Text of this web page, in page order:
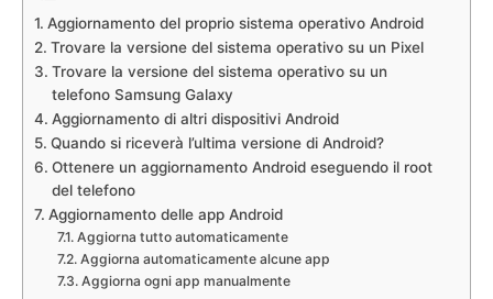
Aggiornamento del proprio sistema operativo Android
Trovare la versione del sistema operativo su un Pixel
Trovare la versione del sistema operativo su un
telefono Samsung Galaxy
Aggiornamento di altri dispositivi Android
Quando si riceverà l’ultima versione di Android?
Ottenere un aggiornamento Android eseguendo il root
del telefono
Aggiornamento delle app Android
Aggiorna tutto automaticamente
Aggiorna automaticamente alcune app
Aggiorna ogni app manualmente